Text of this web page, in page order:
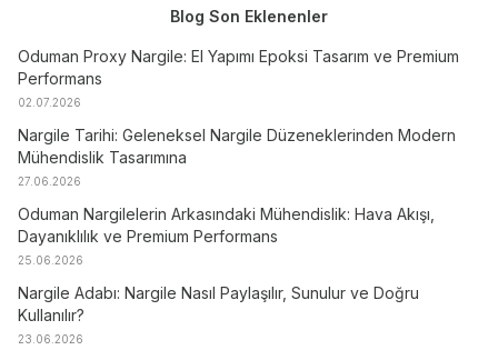
Blog Son Eklenenler
Oduman Proxy Nargile: El Yapımı Epoksi Tasarım ve Premium
Performans
02.07.2026
Nargile Tarihi: Geleneksel Nargile Düzeneklerinden Modern
Mühendislik Tasarımına
27.06.2026
Oduman Nargilelerin Arkasındaki Mühendislik: Hava Akışı,
Dayanıklılık ve Premium Performans
25.06.2026
Nargile Adabı: Nargile Nasıl Paylaşılır, Sunulur ve Doğru
Kullanılır?
23.06.2026